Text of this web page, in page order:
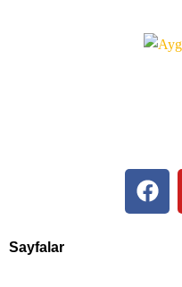
Sayfalar